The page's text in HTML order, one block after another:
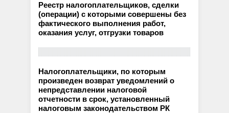
Реестр налогоплательщиков, сделки
(операции) с которыми совершены без
фактического выполнения работ,
оказания услуг, отгрузки товаров
Налогоплательщики, по которым
произведен возврат уведомлений о
непредставлении налоговой
отчетности в срок, установленный
налоговым законодательством РК